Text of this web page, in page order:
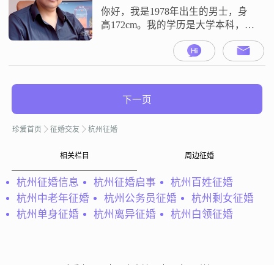
静好，余生从爱自己珍惜自己开
始，和温暖的人
你好，我是1978年出生的男士，身
高172cm。我的学历是大学本科，现
在在杭州工作。我的月收入在20001
元到50000元之间。我的性格特征包
括稳重可靠、自信果断、责任感
个跑步爱好者。在事业方面，我是
性格外向且健谈的人，平时情绪比
下一页
珍爱首页 征婚交友 杭州征婚
相关栏目 周边征婚
杭州征婚信息 杭州征婚启事
杭州百姓征婚
杭州中老年征婚
杭州公务员征婚
杭州剩女征婚
杭州单身征婚
杭州离异征婚 杭州白领征婚